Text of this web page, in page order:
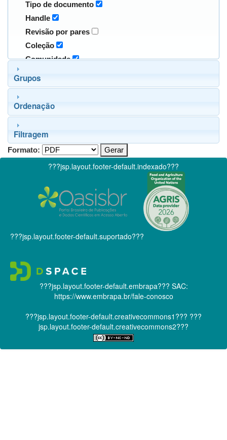
Tipo de documento
Handle
Revisão por pares
Coleção
Comunidade
Grupos
Ordenação
Filtragem
Formato:
???jsp.layout.footer-default.indexado???
???jsp.layout.footer-default.suportado???
???jsp.layout.footer-default.embrapa??? SAC:
https://www.embrapa.br/fale-conosco
???jsp.layout.footer-default.creativecommons1??? ???
jsp.layout.footer-default.creativecommons2???